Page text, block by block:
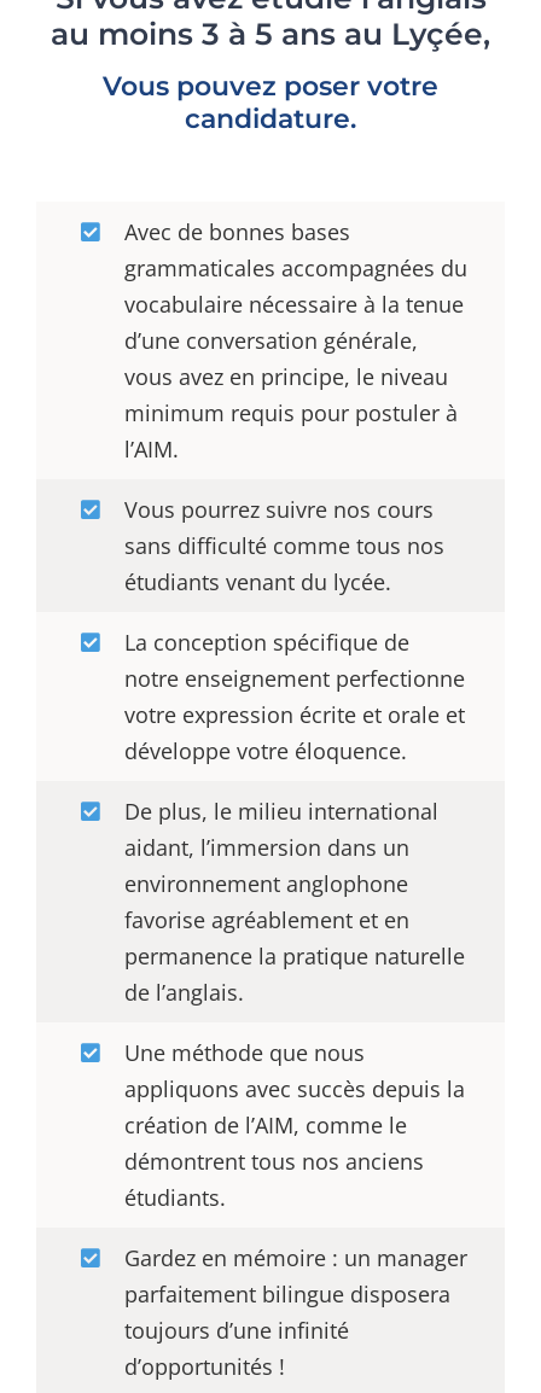
AMS
au moins 3 à 5 ans au Lyçée,
Vous pouvez poser votre
candidature.
Avec de bonnes bases
grammaticales accompagnées du
vocabulaire nécessaire à la tenue
d’une conversation générale,
vous avez en principe, le niveau
minimum requis pour postuler à
l’AIM.
Vous pourrez suivre nos cours
sans difficulté comme tous nos
étudiants venant du lycée.
La conception spécifique de
notre enseignement perfectionne
votre expression écrite et orale et
développe votre éloquence.
De plus, le milieu international
aidant, l’immersion dans un
environnement anglophone
favorise agréablement et en
permanence la pratique naturelle
de l’anglais.
Une méthode que nous
appliquons avec succès depuis la
création de l’AIM, comme le
démontrent tous nos anciens
étudiants.
Gardez en mémoire : un manager
parfaitement bilingue disposera
toujours d’une infinité
d’opportunités !